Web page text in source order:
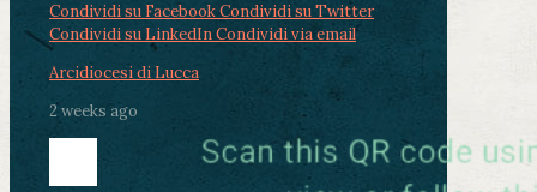
Condividi su FacebookCondividi su Twitter
Condividi su LinkedInCondividi via email
Arcidiocesi di Lucca
2 weeks ago